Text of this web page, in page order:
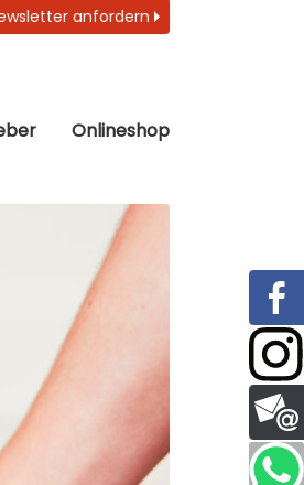
anfordern
Onlineshop